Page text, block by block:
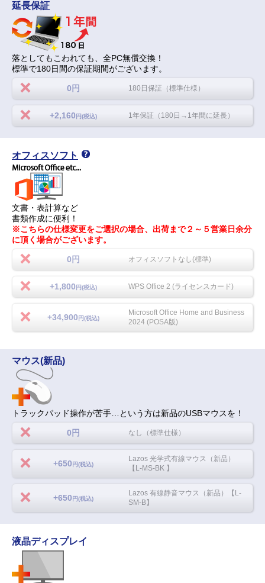
延長保証
落としてもこわれても、全PC無償交換！
標準で180日間の保証期間がございます。
0円 180日保証（標準仕様）
+2,160 円(税込) 1年保証（180日→1年間に延長）
オフィスソフト
文書・表計算など
書類作成に便利！
※こちらの仕様変更をご選択の場合、出荷まで２～５営業日余分
に頂く場合がございます。
0円 オフィスソフトなし(標準)
+1,800 円(税込) WPS Office 2 (ライセンスカード)
+34,900 円(税込)
Microsoft Office Home and Business
2024 (POSA版)
マウス(新品)
トラックパッド操作が苦手…という方は新品のUSBマウスを！
0円 なし（標準仕様）
+650 円(税込)
Lazos 光学式有線マウス（新品）
【L-MS-BK 】
+650 円(税込)
Lazos 有線静音マウス（新品）【L-
SM-B】
液晶ディスプレイ